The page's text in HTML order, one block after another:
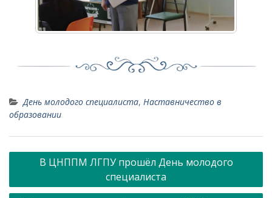
День молодого специалиста, Наставничество в
образовании
Навигация
записям
В ЦНППМ ЛГПУ прошёл День молодого
специалиста